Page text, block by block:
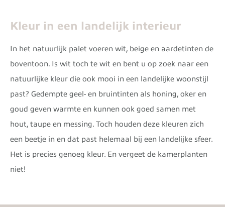
Kleur in een landelijk interieur
In het natuurlijk palet voeren wit, beige en aardetinten de
boventoon. Is wit toch te wit en bent u op zoek naar een
natuurlijke kleur die ook mooi in een landelijke woonstijl
past? Gedempte geel- en bruintinten als honing, oker en
goud geven warmte en kunnen ook goed samen met
hout, taupe en messing. Toch houden deze kleuren zich
een beetje in en dat past helemaal bij een landelijke sfeer.
Het is precies genoeg kleur. En vergeet de kamerplanten
niet!